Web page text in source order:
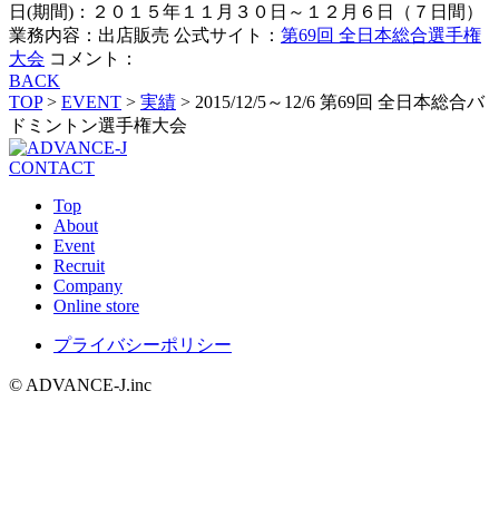
日(期間)：２０１５年１１月３０日～１２月６日（７日間）
業務内容：出店販売 公式サイト： 第69回 全日本総合選手権
大会 コメント：
BACK
TOP> EVENT > 実績 > 2015/12/5～12/6 第69回 全日本総合バ
ドミントン選手権大会
CONTACT
Top
About
Event
Recruit
Company
Online store
プライバシーポリシー
© ADVANCE-J.inc